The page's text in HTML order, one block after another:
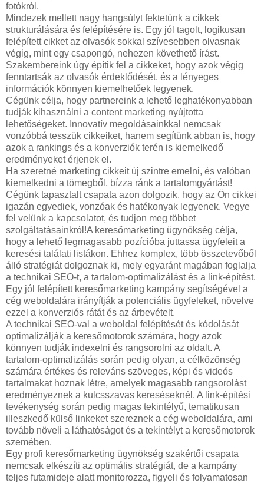
fotókról.
Mindezek mellett nagy hangsúlyt fektetünk a cikkek
strukturálására és felépítésére is. Egy jól tagolt, logikusan
felépített cikket az olvasók sokkal szívesebben olvasnak
végig, mint egy csapongó, nehezen követhető írást.
Szakembereink úgy építik fel a cikkeket, hogy azok végig
fenntartsák az olvasók érdeklődését, és a lényeges
információk könnyen kiemelhetőek legyenek.
Cégünk célja, hogy partnereink a lehető leghatékonyabban
tudják kihasználni a content marketing nyújtotta
lehetőségeket. Innovatív megoldásainkkal nemcsak
vonzóbbá tesszük cikkeiket, hanem segítünk abban is, hogy
azok a rankings és a konverziók terén is kiemelkedő
eredményeket érjenek el.
Ha szeretné marketing cikkeit új szintre emelni, és valóban
kiemelkedni a tömegből, bízza ránk a tartalomgyártást!
Cégünk tapasztalt csapata azon dolgozik, hogy az Ön cikkei
igazán egyediek, vonzóak és hatékonyak legyenek. Vegye
fel velünk a kapcsolatot, és tudjon meg többet
szolgáltatásainkról!A keresőmarketing ügynökség célja,
hogy a lehető legmagasabb pozícióba juttassa ügyfeleit a
keresési találati listákon. Ehhez komplex, több összetevőből
álló stratégiát dolgoznak ki, mely egyaránt magában foglalja
a technikai SEO-t, a tartalom-optimalizálást és a link-építést.
Egy jól felépített keresőmarketing kampány segítségével a
cég weboldalára irányítják a potenciális ügyfeleket, növelve
ezzel a konverziós rátát és az árbevételt.
A technikai SEO-val a weboldal felépítését és kódolását
optimalizálják a keresőmotorok számára, hogy azok
könnyen tudják indexelni és rangsorolni az oldalt. A
tartalom-optimalizálás során pedig olyan, a célközönség
számára értékes és releváns szöveges, képi és videós
tartalmakat hoznak létre, amelyek magasabb rangsorolást
eredményeznek a kulcsszavas kereséseknél. A link-építési
tevékenység során pedig magas tekintélyű, tematikusan
illeszkedő külső linkeket szereznek a cég weboldalára, ami
tovább növeli a láthatóságot és a tekintélyt a keresőmotorok
szemében.
Egy profi keresőmarketing ügynökség szakértői csapata
nemcsak elkészíti az optimális stratégiát, de a kampány
teljes futamideje alatt monitorozza, figyeli és folyamatosan